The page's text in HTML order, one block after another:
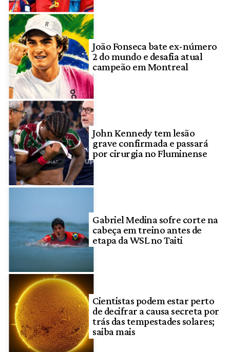
João Fonseca bate ex-número
2 do mundo e desafia atual
campeão em Montreal
John Kennedy tem lesão
grave confirmada e passará
por cirurgia no Fluminense
Gabriel Medina sofre corte na
cabeça em treino antes de
etapa da WSL no Taiti
Cientistas podem estar perto
de decifrar a causa secreta por
trás das tempestades solares;
saiba mais